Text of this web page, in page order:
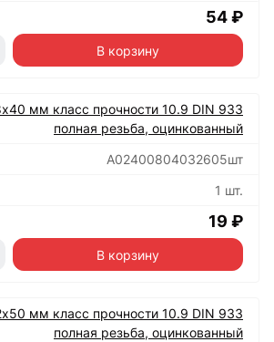
54 ₽
В корзину
мм класс прочности 10.9 DIN 933
полная резьба, оцинкованный
А02400804032605шт
1 шт.
19 ₽
В корзину
мм класс прочности 10.9 DIN 933
полная резьба, оцинкованный